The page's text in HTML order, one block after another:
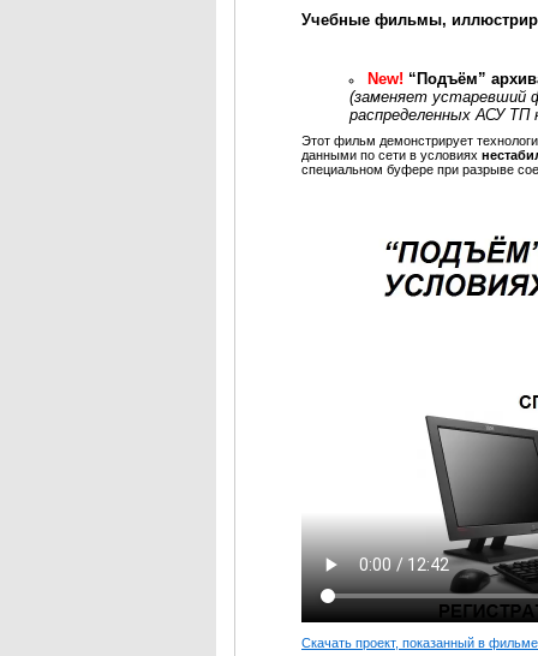
Учебные фильмы,
New! “Подъём”
(заменяет устаревший
распределенных АСУ TП
Этот фильм демонстрирует
данными по сети в условиях
специальном буфере при разрыве
Скачать проект, показанный в фильме